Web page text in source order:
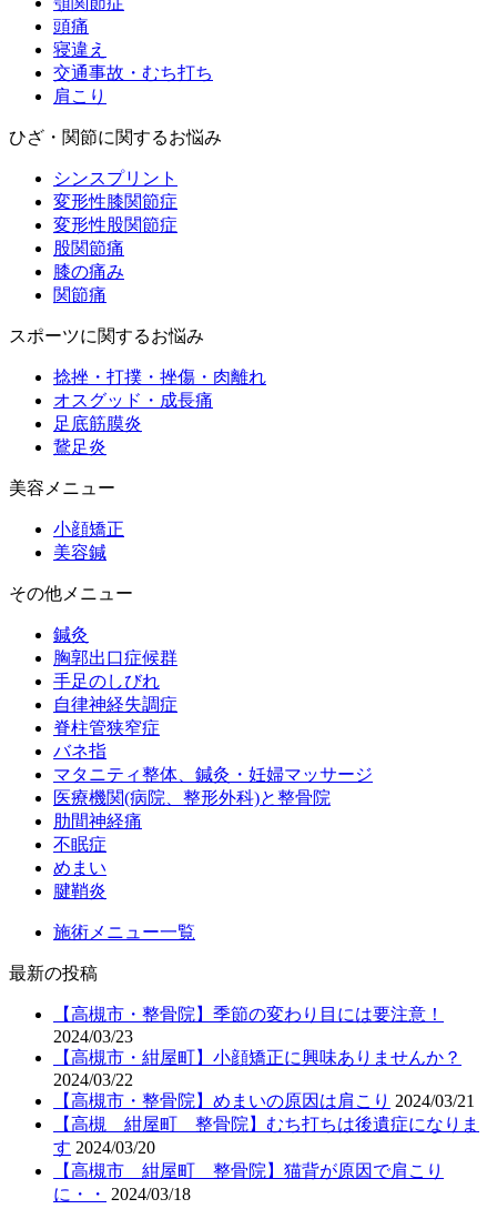
頭痛
寝違え
交通事故・むち打ち
肩こり
ひざ・関節に関するお悩み
シンスプリント
変形性膝関節症
変形性股関節症
股関節痛
膝の痛み
関節痛
スポーツに関するお悩み
捻挫・打撲・挫傷・肉離れ
オスグッド・成長痛
足底筋膜炎
鵞足炎
美容メニュー
小顔矯正
美容鍼
その他メニュー
鍼灸
胸郭出口症候群
手足のしびれ
自律神経失調症
脊柱管狭窄症
バネ指
マタニティ整体、鍼灸・妊婦マッサージ
医療機関(病院、整形外科)と整骨院
肋間神経痛
不眠症
めまい
腱鞘炎
施術メニュー一覧
最新の投稿
【高槻市・整骨院】季節の変わり目には要注意！
2024/03/23
【高槻市・紺屋町】小顔矯正に興味ありませんか？
2024/03/22
【高槻市・整骨院】めまいの原因は肩こり 2024/03/21
【高槻 紺屋町 整骨院】むち打ちは後遺症になりま
す 2024/03/20
【高槻市 紺屋町 整骨院】猫背が原因で肩こり
に・・
2024/03/18